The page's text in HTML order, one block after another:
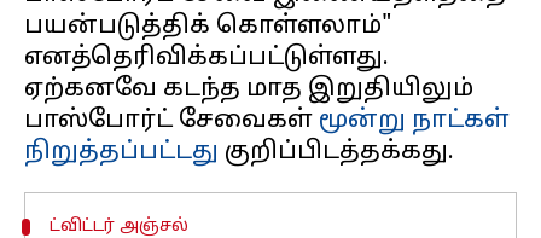
பயன்படுத்திக் கொள்ளலாம்"
எனத்தெரிவிக்கப்பட்டுள்ளது.
ஏற்கனவே கடந்த மாத இறுதியிலும்
பாஸ்போர்ட் சேவைகள் மூன்று நாட்கள்
நிறுத்தப்பட்டது
ட்விட்டர் அஞ்சல்